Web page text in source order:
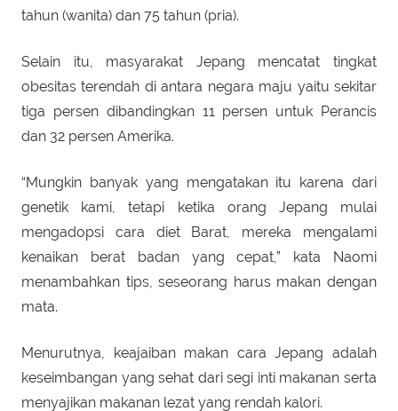
tahun (wanita) dan 75 tahun (pria).
Selain itu, masyarakat Jepang mencatat tingkat
obesitas terendah di antara negara maju yaitu sekitar
tiga persen dibandingkan 11 persen untuk Perancis
dan 32 persen Amerika.
“Mungkin banyak yang mengatakan itu karena dari
genetik kami, tetapi ketika orang Jepang mulai
mengadopsi cara diet Barat, mereka mengalami
kenaikan berat badan yang cepat,” kata Naomi
menambahkan tips, seseorang harus makan dengan
mata.
Menurutnya, keajaiban makan cara Jepang adalah
keseimbangan yang sehat dari segi inti makanan serta
menyajikan makanan lezat yang rendah kalori.